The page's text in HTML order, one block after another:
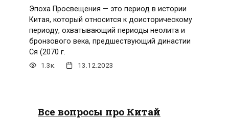
Эпоха Просвещения — это период в истории
Китая, который относится к доисторическому
периоду, охватывающий периоды неолита и
бронзового века, предшествующий династии
Ся (2070 г.
1.3к. 13.12.2023
Все вопросы про Китай